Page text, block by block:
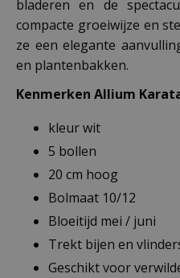
bladeren en de
compacte groeiwijze en
ze een elegante
en plantenbakken.
Kenmerken Allium
kleur wit
5 bollen
20 cm hoog
Bolmaat 10/12
Bloeitijd mei / juni
Trekt bijen en
Geschikt voor